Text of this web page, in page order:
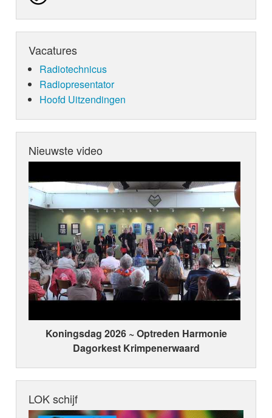
Vacatures
Radiotechnicus
Radiopresentator
Hoofd Uitzendingen
Nieuwste video
Koningsdag 2026 ~ Optreden Harmonie
Dagorkest Krimpenerwaard
LOK schijf